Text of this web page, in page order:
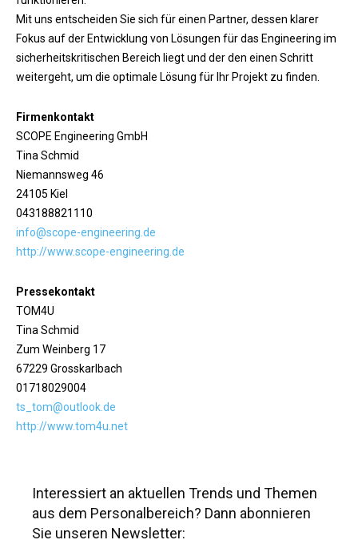
Mit uns entscheiden Sie sich für einen Partner, dessen klarer
Fokus auf der Entwicklung von Lösungen für das Engineering im
sicherheitskritischen Bereich liegt und der den einen Schritt
weitergeht, um die optimale Lösung für Ihr Projekt zu finden.
Firmenkontakt
SCOPE Engineering GmbH
Tina Schmid
Niemannsweg 46
24105 Kiel
043188821110
info@scope-engineering.de
http://www.scope-engineering.de
Pressekontakt
TOM4U
Tina Schmid
Zum Weinberg 17
67229 Grosskarlbach
01718029004
ts_tom@outlook.de
http://www.tom4u.net
Interessiert an aktuellen Trends und Themen
aus dem Personalbereich? Dann abonnieren
Sie unseren Newsletter: